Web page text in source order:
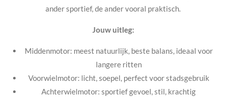
ander sportief, de ander vooral praktisch.
Jouw uitleg:
Middenmotor: meest natuurlijk, beste balans, ideaal voor
langere ritten
Voorwielmotor: licht, soepel, perfect voor stadsgebruik
Achterwielmotor: sportief gevoel, stil, krachtig